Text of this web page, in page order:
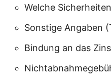
Welche
Sonstige Angaben
Bindung an das